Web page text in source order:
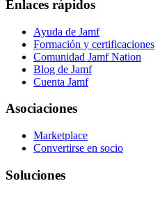
Enlaces rápidos
Ayuda de Jamf
Formación y certificaciones
Comunidad Jamf Nation
Blog de Jamf
Cuenta Jamf
Asociaciones
Marketplace
Convertirse en socio
Soluciones